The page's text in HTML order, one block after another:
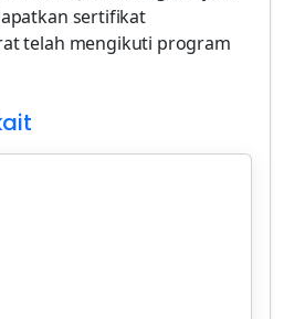
sertifikat
telah mengikuti program